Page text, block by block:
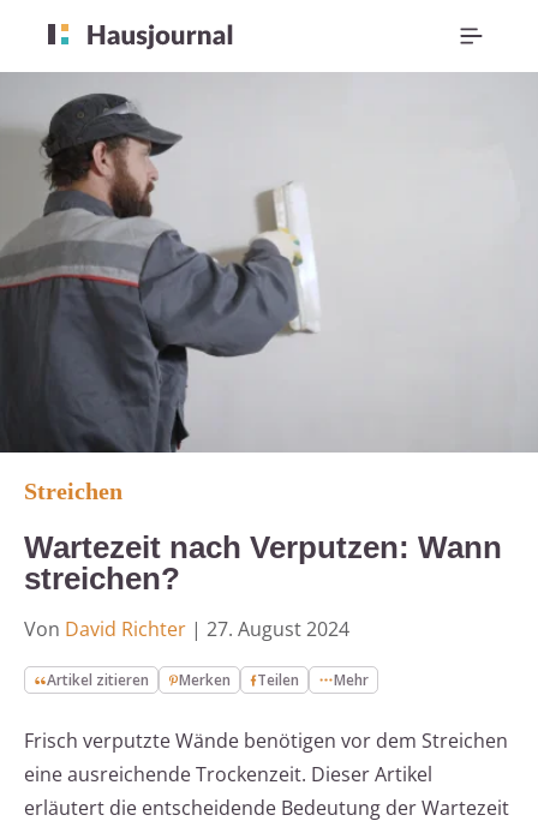
Streichen
Wartezeit nach Verputzen: Wann
streichen?
Von David Richter | 27. August 2024
Artikel zitieren Merken Teilen Mehr
Frisch verputzte Wände benötigen vor dem Streichen
eine ausreichende Trockenzeit. Dieser Artikel
erläutert die entscheidende Bedeutung der Wartezeit